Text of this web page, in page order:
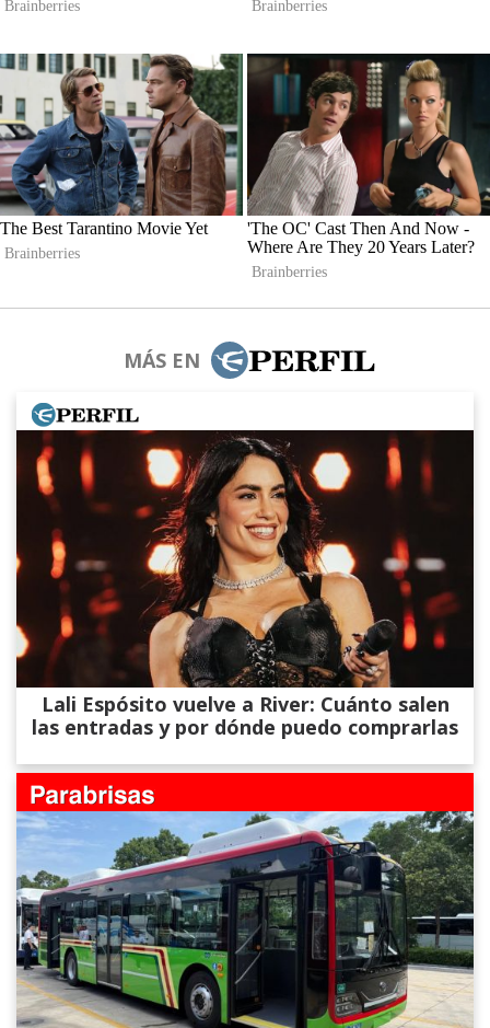
MÁS EN
Lali Espósito vuelve a River: Cuánto salen
las entradas y por dónde puedo comprarlas